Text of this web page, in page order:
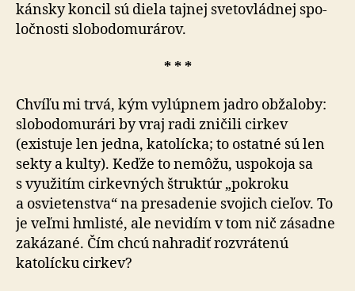
kánsky koncil sú diela tajnej sve­to­vládnej spo­
loč­nosti slo­bo­do­mu­rá­rov.
* * *
Chvíľu mi trvá, kým vylúpnem jadro obžaloby:
slo­bo­do­mu­rári by vraj radi zničili cirkev
(existuje len jedna, katolícka; to ostatné sú len
sekty a kulty). Keďže to nemôžu, uspokoja sa
s vyu­ži­tím cirkevných štruktúr „pokroku
a osvie­ten­stva“ na pre­sa­denie svojich cieľov. To
je veľmi hmlisté, ale nevidím v tom nič zásadne
zakázané. Čím chcú nahradiť rozvrátenú
katolícku cirkev?